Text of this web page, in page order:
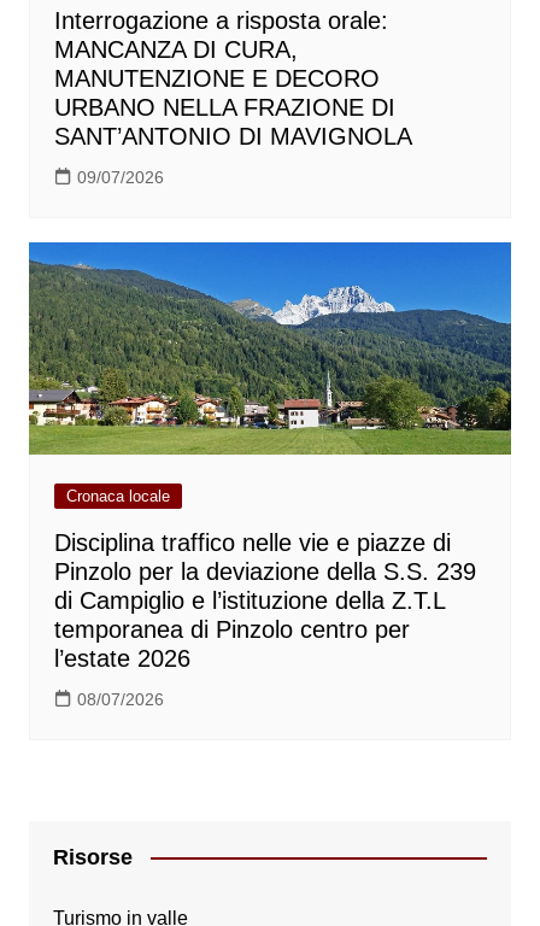
Interrogazione a risposta orale:
MANCANZA DI CURA,
MANUTENZIONE E DECORO
URBANO NELLA FRAZIONE DI
SANT’ANTONIO DI MAVIGNOLA
09/07/2026
Cronaca locale
Disciplina traffico nelle vie e piazze di
Pinzolo per la deviazione della S.S. 239
di Campiglio e l’istituzione della Z.T.L
temporanea di Pinzolo centro per
l’estate 2026
08/07/2026
Risorse
Turismo in valle